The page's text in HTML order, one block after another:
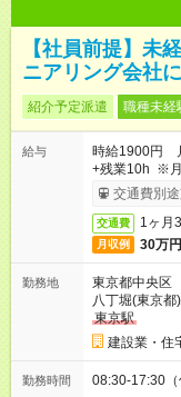
【社員前提】未
ニアリング会社
紹介予定派遣 職種未経
給与
時給1900円
+残業10h ※月
交通費別
交通費 1ヶ月
月収例 30万
勤務地
東京都中央区
八丁堀(東京
東京駅
建設業・住
勤務時間 08:30-17:30